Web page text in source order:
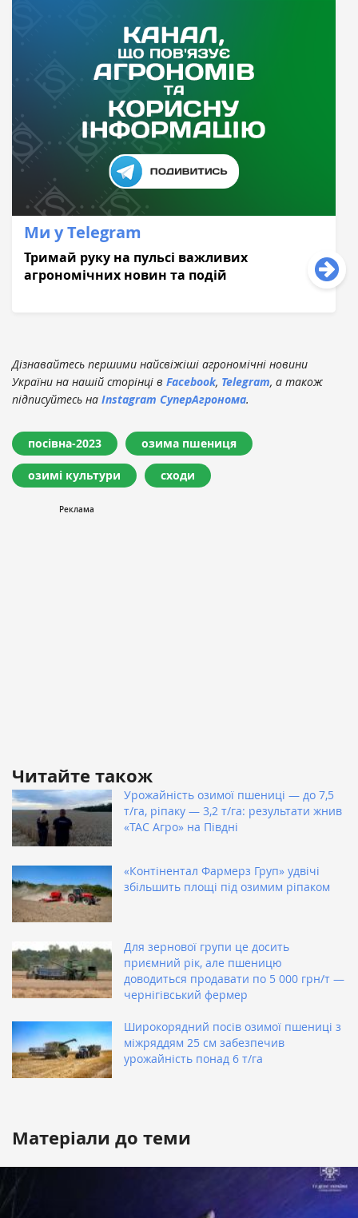
Ми у Telegram
Тримай руку на пульсі важливих
агрономічних новин та подій
Дізнавайтесь першими найсвіжіші агрономічні новини
України на нашій сторінці в Facebook, Telegram, а також
підписуйтесь на Instagram СуперАгронома.
посівна-2023 озима пшениця
озимі культури сходи
Читайте також
Урожайність озимої пшениці — до 7,5
т/га, ріпаку — 3,2 т/га: результати жнив
«ТАС Агро» на Півдні
«Контінентал Фармерз Груп» удвічі
збільшить площі під озимим ріпаком
Для зернової групи це досить
приємний рік, але пшеницю
доводиться продавати по 5 000 грн/т —
чернігівський фермер
Широкорядний посів озимої пшениці з
міжряддям 25 см забезпечив
урожайність понад 6 т/га
Матеріали до теми